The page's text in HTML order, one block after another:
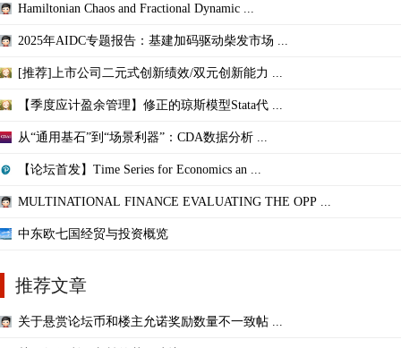
Hamiltonian Chaos and Fractional Dynamic ...
2025年AIDC专题报告：基建加码驱动柴发市场 ...
[推荐]上市公司二元式创新绩效/双元创新能力 ...
【季度应计盈余管理】修正的琼斯模型Stata代 ...
从“通用基石”到“场景利器”：CDA数据分析 ...
【论坛首发】Time Series for Economics an ...
MULTINATIONAL FINANCE EVALUATING THE OPP ...
中东欧七国经贸与投资概览
推荐文章
关于悬赏论坛币和楼主允诺奖励数量不一致帖 ...